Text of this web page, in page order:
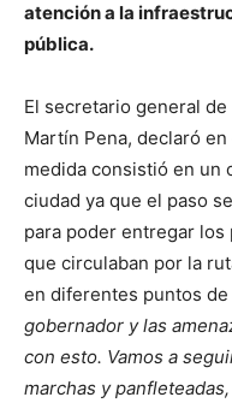
atención a la
pública.
El secretario general de
Martín Pena, declaró
medida consistió en un
ciudad ya que el paso
para poder entregar
que circulaban por la
en diferentes puntos de
gobernador y las
con esto. Vamos a
marchas y